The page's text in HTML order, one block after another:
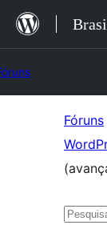
para
Fóruns